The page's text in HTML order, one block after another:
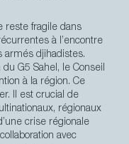
reste fragile dans
à l’encontre
armés djihadistes.
G5 Sahel, le Conseil
à la région. Ce
Il est crucial de
régionaux
crise régionale
avec